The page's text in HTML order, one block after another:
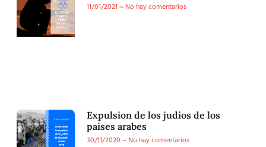
11/01/2021
No hay comentarios
Expulsion de los judios de los
paises arabes
30/11/2020
No hay comentarios